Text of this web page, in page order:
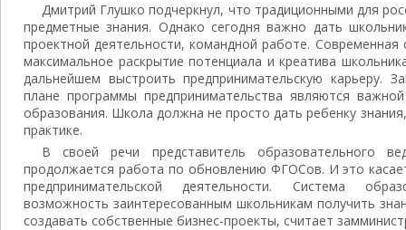
Дмитрий Глушко подчеркнул, что традиционными для
предметные знания. Однако сегодня важно дать
проектной деятельности, командной работе. Современная
максимальное раскрытие потенциала и креатива
дальнейшем выстроить предпринимательскую карьеру.
плане программы предпринимательства являются
образования. Школа должна не просто дать ребенку
практике.
В своей речи представитель образовательного
продолжается работа по обновлению ФГОСов. И это
предпринимательской деятельности. Система
возможность заинтересованным школьникам получить
создавать собственные бизнес-проекты, считает